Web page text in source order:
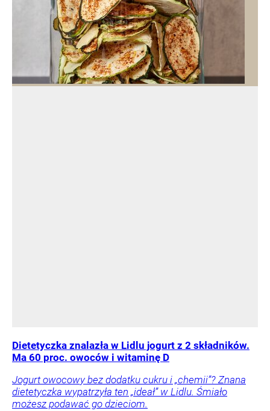
Dietetyczka znalazła w Lidlu jogurt z 2 składników.
Ma 60 proc. owoców i witaminę D
Jogurt owocowy bez dodatku cukru i „chemii”? Znana
dietetyczka wypatrzyła ten „ideał” w Lidlu. Śmiało
możesz podawać go dzieciom.